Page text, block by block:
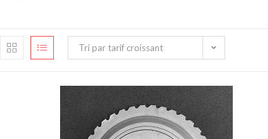
Tri par tarif croissant